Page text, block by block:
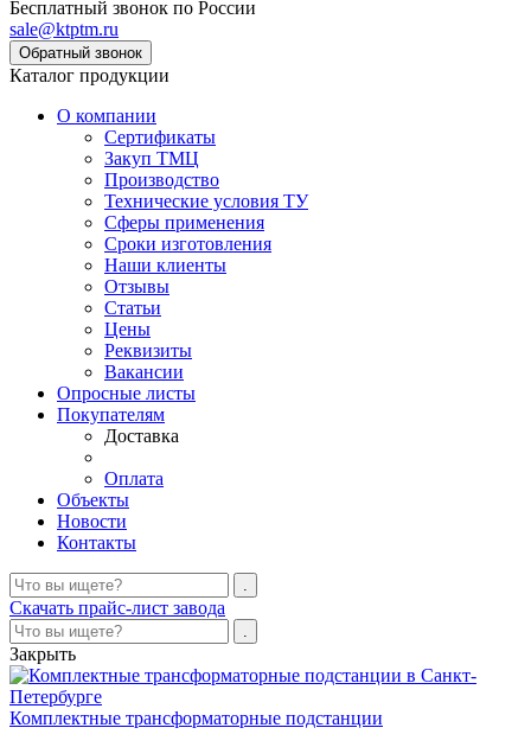
Бесплатный звонок по России
sale@ktptm.ru
Каталог продукции
О компании
Сертификаты
Закуп ТМЦ
Производство
Технические условия ТУ
Сферы применения
Сроки изготовления
Наши клиенты
Отзывы
Статьи
Цены
Реквизиты
Вакансии
Опросные листы
Покупателям
Доставка
Оплата
Объекты
Новости
Контакты
Скачать прайс-лист завода
Закрыть
Комплектные трансформаторные подстанции